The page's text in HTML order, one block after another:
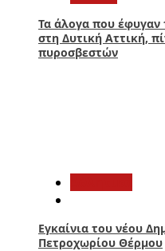
Τα άλογα που
στη Δυτική Αττική,
πυροσβεστών
Εγκαίνια του νέου
Πετροχωρίου Θέρμου